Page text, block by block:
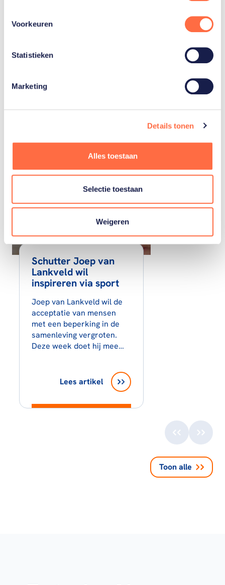
Voorkeuren
Statistieken
Marketing
Details tonen
Alles toestaan
Selectie toestaan
Weigeren
Schutter Joep van
Lankveld wil
inspireren via sport
Joep van Lankveld wil de
acceptatie van mensen
met een beperking in de
samenleving vergroten.
Deze week doet hij mee…
Lees artikel
Toon alle